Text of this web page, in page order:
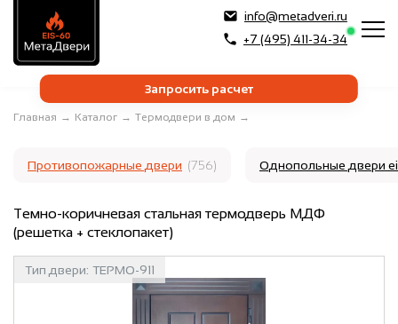
info@metadveri.ru
+7 (495) 411-34-34
Запросить расчет
Главная → Каталог → Термодвери в дом →
Противопожарные двери (756) Однопольные двери
Темно-коричневая стальная термодверь МДФ
(решетка + стеклопакет)
Тип двери: ТЕРМО-911